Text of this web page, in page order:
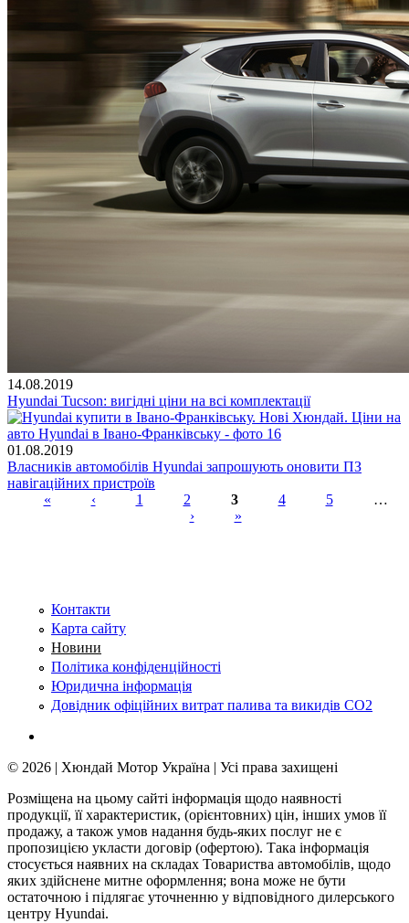
14.08.2019
Hyundai Tucson: вигідні ціни на всі комплектації
01.08.2019
Власників автомобілів Hyundai запрошують оновити ПЗ
навігаційних пристроїв
« ‹ 1 2 3 4 5
…
›
»
Контакти
Карта сайту
Новини
Політика конфіденційності
Юридична інформація
Довідник офіційних витрат палива та викидів СО2
© 2026 | Хюндай Мотор Україна | Усі права захищені
Розміщена на цьому сайті інформація щодо наявності
продукції, її характеристик, (орієнтовних) цін, інших умов її
продажу, а також умов надання будь-яких послуг не є
пропозицією укласти договір (офертою). Така інформація
стосується наявних на складах Товариства автомобілів, щодо
яких здійснене митне оформлення; вона може не бути
остаточною і підлягає уточненню у відповідного дилерського
центру Hyundai.